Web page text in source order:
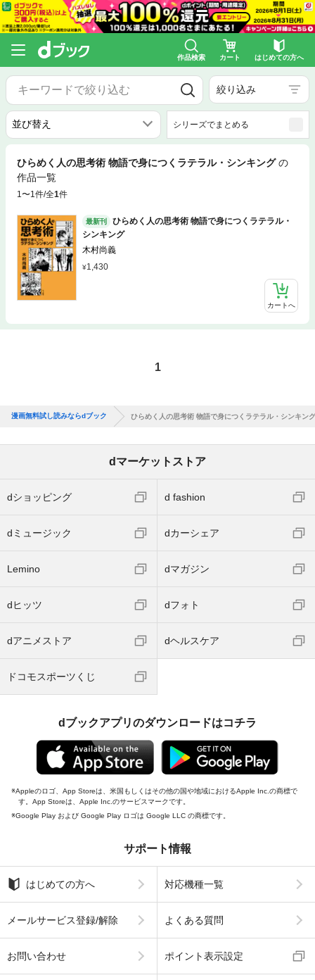
作品検索 カート はじめての方へ
絞り込み
シリーズでまとめる
ひらめく人の思考術 物語で身につくラテラル・シンキング の
作品一覧
1〜1件/全1件
最新刊
ひらめく人の思考術 物語で身につくラテラル・
シンキング
木村尚義
1,430
カートへ
1
漫画無料試し読みならdブック ひらめく人の思考術 物語で身につくラテラル・シンキング
dマーケットストア
dショッピング d fashion
dミュージック dカーシェア
Lemino dマガジン
dヒッツ dフォト
dアニメストア dヘルスケア
ドコモスポーツくじ
dブックアプリのダウンロードはコチラ
Appleのロゴ、App Storeは、米国もしくはその他の国や地域におけるApple Inc.の商標で
す。App Storeは、Apple Inc.のサービスマークです。
Google Play および Google Play ロゴは Google LLC の商標です。
サポート情報
はじめての方へ 対応機種一覧
メールサービス登録/解除 よくある質問
お問い合わせ ポイント表示設定